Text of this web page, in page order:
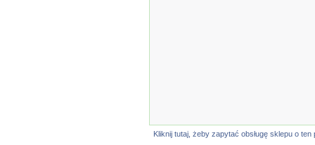
Kliknij tutaj, żeby zapytać obsługę sklepu o